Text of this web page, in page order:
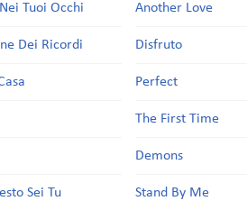
Tuoi Occhi
Dei Ricordi
Sei Tu
Another Love
Disfruto
Perfect
The First Time
Demons
Stand By Me